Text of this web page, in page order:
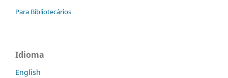
Para Bibliotecários
Idioma
English